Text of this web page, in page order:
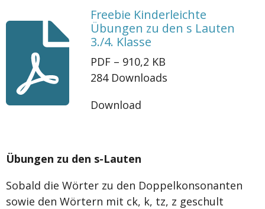
Freebie Kinderleichte
Übungen zu den s Lauten
3./4. Klasse
PDF – 910,2 KB
284 Downloads
Download
Übungen zu den s-Lauten
Sobald die Wörter zu den Doppelkonsonanten
sowie den Wörtern mit ck, k, tz, z geschult